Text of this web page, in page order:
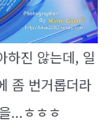
하진 않는데, 일
좀 번거롭더라
...ㅎㅎㅎ